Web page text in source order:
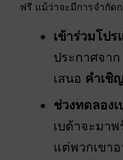
ฟรี แม้ว่าจะมีการจำกัด
เข้าร่วมโปร
ประกาศจาก
เสนอ คำเชิ
ช่วงทดลองเ
เบต้าจะมา
แต่พวกเขา